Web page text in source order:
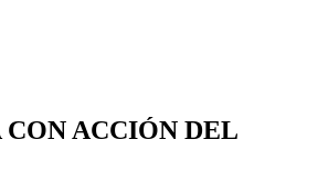
ACCIÓN DEL